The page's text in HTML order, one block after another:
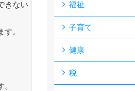
きない
。
福祉
子育て
健康
税